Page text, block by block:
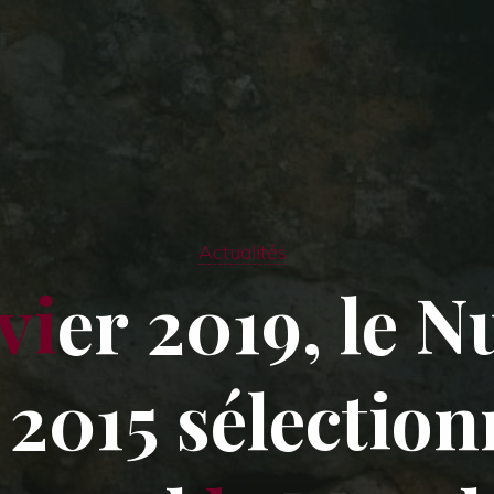
Actualités
ier 2019, le N
2015 sélection